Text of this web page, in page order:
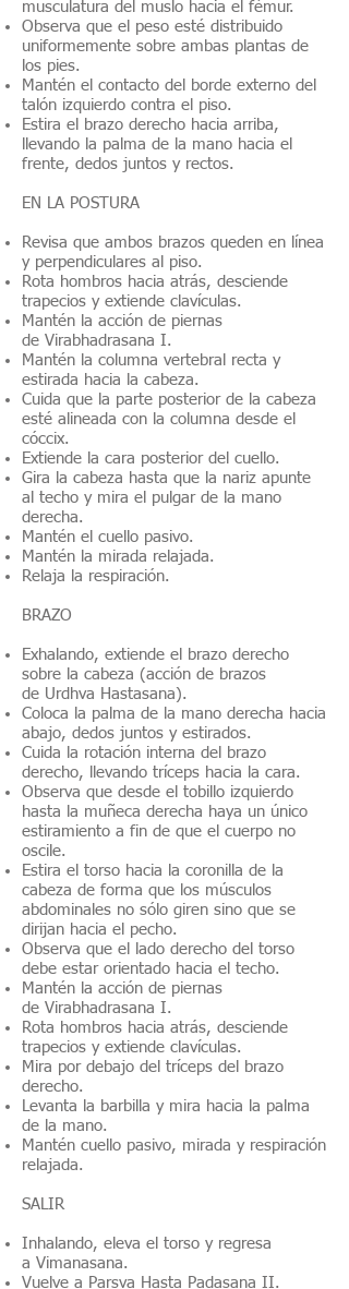
musculatura del muslo hacia el fémur.
Observa que el peso esté distribuido
uniformemente sobre ambas plantas de
los pies.
Mantén el contacto del borde externo del
talón izquierdo contra el piso.
Estira el brazo derecho hacia arriba,
llevando la palma de la mano hacia el
frente, dedos juntos y rectos.
EN LA POSTURA
Revisa que ambos brazos queden en línea
y perpendiculares al piso.
Rota hombros hacia atrás, desciende
trapecios y extiende clavículas.
Mantén la acción de piernas
de Virabhadrasana I.
Mantén la columna vertebral recta y
estirada hacia la cabeza.
Cuida que la parte posterior de la cabeza
esté alineada con la columna desde el
cóccix.
Extiende la cara posterior del cuello.
Gira la cabeza hasta que la nariz apunte
al techo y mira el pulgar de la mano
derecha.
Mantén el cuello pasivo.
Mantén la mirada relajada.
Relaja la respiración.
BRAZO
Exhalando, extiende el brazo derecho
sobre la cabeza (acción de brazos
de Urdhva Hastasana).
Coloca la palma de la mano derecha hacia
abajo, dedos juntos y estirados.
Cuida la rotación interna del brazo
derecho, llevando tríceps hacia la cara.
Observa que desde el tobillo izquierdo
hasta la muñeca derecha haya un único
estiramiento a fin de que el cuerpo no
oscile.
Estira el torso hacia la coronilla de la
cabeza de forma que los músculos
abdominales no sólo giren sino que se
dirijan hacia el pecho.
Observa que el lado derecho del torso
debe estar orientado hacia el techo.
Mantén la acción de piernas
de Virabhadrasana I.
Rota hombros hacia atrás, desciende
trapecios y extiende clavículas.
Mira por debajo del tríceps del brazo
derecho.
Levanta la barbilla y mira hacia la palma
de la mano.
Mantén cuello pasivo, mirada y respiración
relajada.
SALIR
Inhalando, eleva el torso y regresa
a Vimanasana.
Vuelve a Parsva Hasta Padasana II.